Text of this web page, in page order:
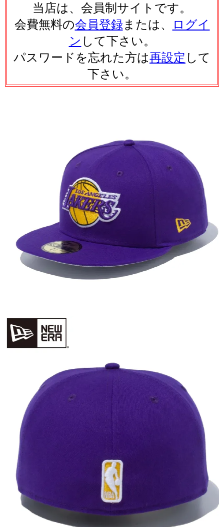
当店は、会員制サイトです。
会費無料の会員登録または、
ログイ
ン して下さい。
パスワードを忘れた方は再設定 して
下さい。